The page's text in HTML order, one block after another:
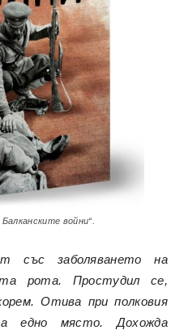
войни“.
със заболяването на
рота. Простудил се,
Отива при полковия
едно място. Дохожда